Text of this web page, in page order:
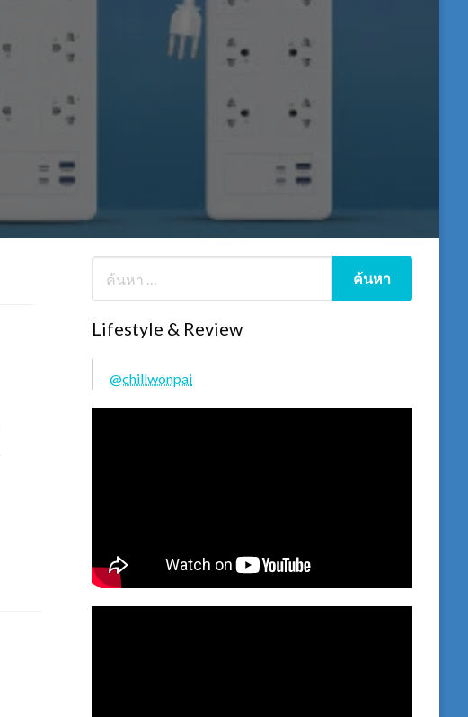
Lifestyle & Review
@chillwonpai